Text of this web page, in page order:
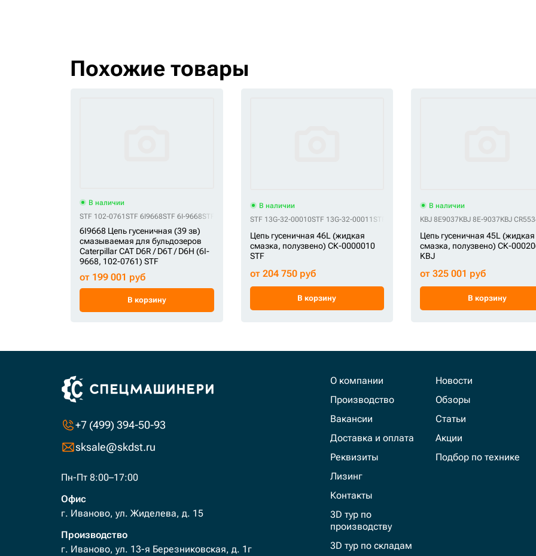
Похожие товары
В наличии
STF 102-0761STF 6I9668STF 6I-9668STF CR5534/39STF G01060L0M00039STF UL202C6L39 STF VG0106H039STF С203-22-100СБ
6I9668 Цепь гусеничная (39 зв)
смазываемая для бульдозеров
Caterpillar CAT D6R / D6T / D6H (6I-
9668, 102-0761) STF
от 199 001 руб
В корзину
В наличии
STF 13G-32-00010STF 13G-32-00011 STF 13G-32-00012STF 13G-32-00020STF
Цепь гусеничная 46L (жидкая
смазка, полузвено) СК-0000010
STF
от 204 750 руб
В корзину
В наличии
KBJ 8E9037KBJ 8E-9037KBJ
Цепь гусеничная 45L (жидкая
смазка, полузвено) СК-
KBJ
от 325 001 руб
В корзину
+7 (499) 394-50-93
sksale@skdst.ru
Пн-Пт 8:00–17:00
Офис
г. Иваново, ул. Жиделева, д. 15
Производство
г. Иваново, ул. 13-я Березниковская, д. 1г
О компании
Производство
Вакансии
Доставка и оплата
Реквизиты
Лизинг
Контакты
3D тур по
производству
3D тур по складам
Новости
Обзоры
Статьи
Акции
Подбор по технике